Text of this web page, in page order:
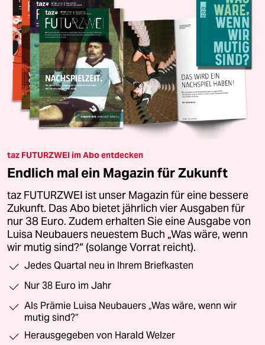
taz FUTURZWEI im Abo entdecken
Endlich mal ein Magazin für Zukunft
taz FUTURZWEI ist unser Magazin für eine bessere
Zukunft. Das Abo bietet jährlich vier Ausgaben für
nur 38 Euro. Zudem erhalten Sie eine Ausgabe von
Luisa Neubauers neuestem Buch „Was wäre, wenn
wir mutig sind?“ (solange Vorrat reicht).
Jedes Quartal neu in Ihrem Briefkasten
Nur 38 Euro im Jahr
Als Prämie Luisa Neubauers „Was wäre, wenn wir
mutig sind?“
Herausgegeben von Harald Welzer